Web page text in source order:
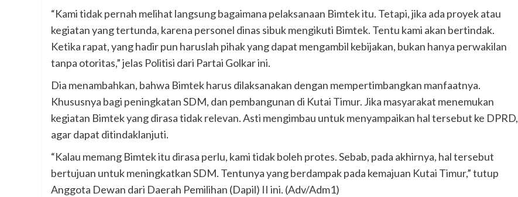
“Kami tidak pernah melihat langsung bagaimana pelaksanaan Bimtek itu. Tetapi, jika ada proyek atau
kegiatan yang tertunda, karena personel dinas sibuk mengikuti Bimtek. Tentu kami akan bertindak.
Ketika rapat, yang hadir pun haruslah pihak yang dapat mengambil kebijakan, bukan hanya perwakilan
tanpa otoritas,” jelas Politisi dari Partai Golkar ini.
Dia menambahkan, bahwa Bimtek harus dilaksanakan dengan mempertimbangkan manfaatnya.
Khususnya bagi peningkatan SDM, dan pembangunan di Kutai Timur. Jika masyarakat menemukan
kegiatan Bimtek yang dirasa tidak relevan. Asti mengimbau untuk menyampaikan hal tersebut ke DPRD,
agar dapat ditindaklanjuti.
“Kalau memang Bimtek itu dirasa perlu, kami tidak boleh protes. Sebab, pada akhirnya, hal tersebut
bertujuan untuk meningkatkan SDM. Tentunya yang berdampak pada kemajuan Kutai Timur,” tutup
Anggota Dewan dari Daerah Pemilihan (Dapil) II ini. (Adv/Adm1)